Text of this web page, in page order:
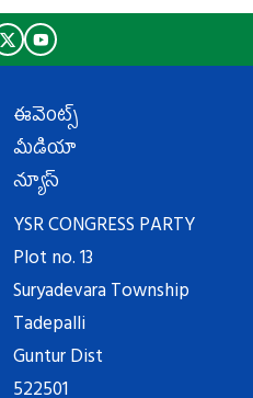
ఈవెంట్స్
మీడియా
న్యూస్
YSR CONGRESS PARTY
Plot no. 13
Suryadevara Township
Tadepalli
Guntur Dist